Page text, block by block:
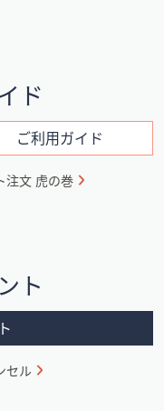
ド
ご利用ガイド
注文 虎の巻
ト
セル